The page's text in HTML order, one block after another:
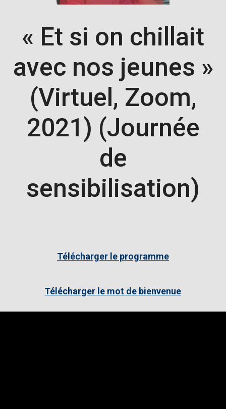
« Et si on chillait
avec nos jeunes »
(Virtuel, Zoom,
2021) (Journée
de
sensibilisation)
Télécharger le programme
Télécharger le mot de bienvenue